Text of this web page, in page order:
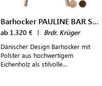
Barhocker PAULINE BAR STOOL
ab 1.320 € | Brdr. Krüger
Dänischer Design Barhocker mit
Polster aus hochwertigem
Eichenholz als stilvolle